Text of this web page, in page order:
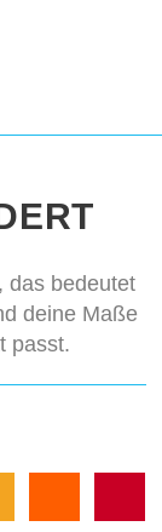
das bedeutet
deine Maße
passt.